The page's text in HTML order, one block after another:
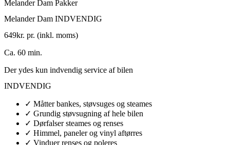
Melander Dam Pakker
Melander Dam INDVENDIG
649kr. pr. (inkl. moms)
Ca. 60 min.
Der ydes kun indvendig service af bilen
INDVENDIG
✓ Måtter bankes, støvsuges og steames
✓ Grundig støvsugning af hele bilen
✓ Dørfalser steames og renses
✓ Himmel, paneler og vinyl aftørres
✓ Vinduer renses og poleres